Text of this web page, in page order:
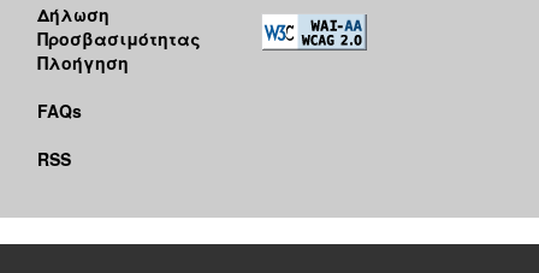
Δήλωση
Προσβασιμότητας
Πλοήγηση
FAQs
RSS